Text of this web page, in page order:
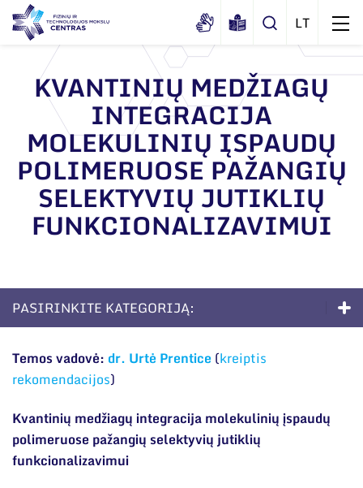
Apie mus
Dokumentai
Sertifikatai ir akreditavimo pažymėjimai
Viešieji pirkimai
Korupcijos prevencija
Darbuotojams
Nuorodos
Narystė nacionalinėse ir tarptautinėse
organizacijose bei asociacijose
Struktūra
Administracija
Administraciniai skyriai
Tarptautinė patarėjų taryba
Naujienos
Renginiai
Leidiniai
Darbuotojų kontaktai
KVANTINIŲ MEDŽIAGŲ
INTEGRACIJA
MOLEKULINIŲ ĮSPAUDŲ
POLIMERUOSE PAŽANGIŲ
SELEKTYVIŲ JUTIKLIŲ
FUNKCIONALIZAVIMUI
PASIRINKITE KATEGORIJĄ:
Apie studijas
Priėmimas į doktorantūrą
Gyvenimas doktorantūroje
Temos vadovė: dr. Urtė Prentice(kreiptis
rekomendacijos)
Kvantinių medžiagų integracija molekulinių įspaudų
polimeruose pažangių selektyvių jutiklių
funkcionalizavimui